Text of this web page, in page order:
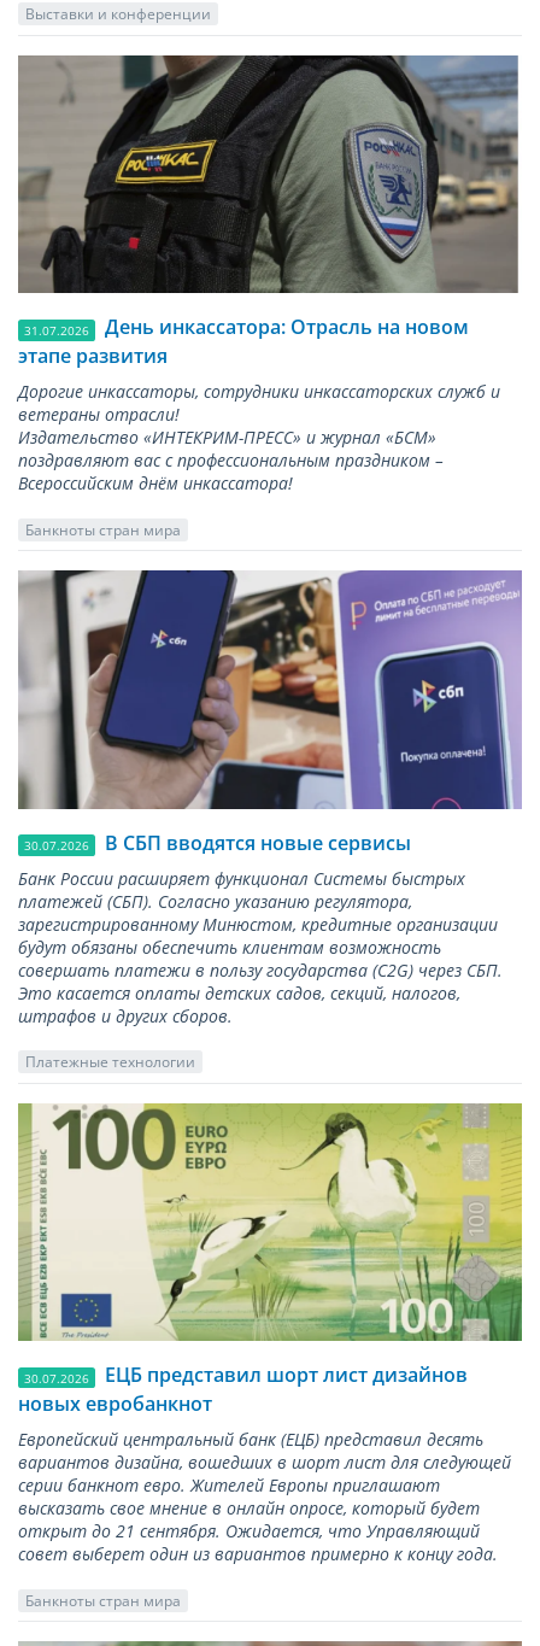
Выставки и конференции
31.07.2026
День инкассатора: Отрасль на новом
этапе развития
Дорогие инкассаторы, сотрудники инкассаторских служб и
ветераны отрасли!
Издательство «ИНТЕКРИМ-ПРЕСС» и журнал «БСМ»
поздравляют вас с профессиональным праздником –
Всероссийским днём инкассатора!
Банкноты стран мира
30.07.2026 В СБП вводятся новые сервисы
Банк России расширяет функционал Системы быстрых
платежей (СБП). Согласно указанию регулятора,
зарегистрированному Минюстом, кредитные организации
будут обязаны обеспечить клиентам возможность
совершать платежи в пользу государства (С2G) через СБП.
Это касается оплаты детских садов, секций, налогов,
штрафов и других сборов.
Платежные технологии
30.07.2026
ЕЦБ представил шорт лист дизайнов
новых евробанкнот
Европейский центральный банк (ЕЦБ) представил десять
вариантов дизайна, вошедших в шорт лист для следующей
серии банкнот евро. Жителей Европы приглашают
высказать свое мнение в онлайн опросе, который будет
открыт до 21 сентября. Ожидается, что Управляющий
совет выберет один из вариантов примерно к концу года.
Банкноты стран мира